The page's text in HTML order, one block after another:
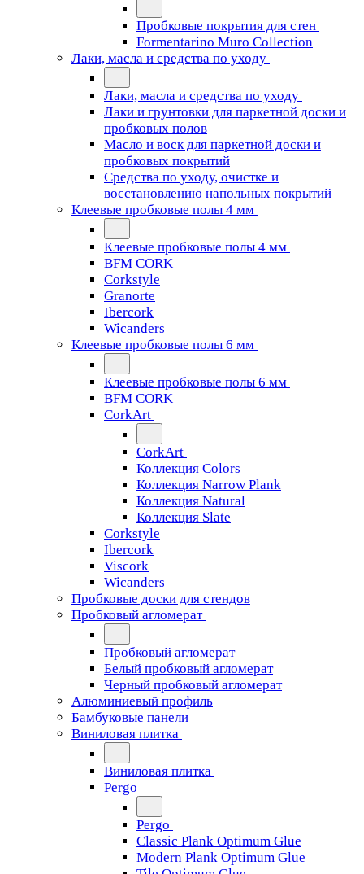
Пробковые покрытия для стен
Formentarino Muro Collection
Лаки, масла и средства по уходу
Лаки, масла и средства по уходу
Лаки и грунтовки для паркетной доски и
пробковых полов
Масло и воск для паркетной доски и
пробковых покрытий
Средства по уходу, очистке и
восстановлению напольных покрытий
Клеевые пробковые полы 4 мм
Клеевые пробковые полы 4 мм
BFM CORK
Corkstyle
Granorte
Ibercork
Wicanders
Клеевые пробковые полы 6 мм
Клеевые пробковые полы 6 мм
BFM CORK
CorkArt
CorkArt
Коллекция Colors
Коллекция Narrow Plank
Коллекция Natural
Коллекция Slate
Corkstyle
Ibercork
Viscork
Wicanders
Пробковые доски для стендов
Пробковый агломерат
Пробковый агломерат
Белый пробковый агломерат
Черный пробковый агломерат
Алюминиевый профиль
Бамбуковые панели
Виниловая плитка
Виниловая плитка
Pergo
Pergo
Classic Plank Optimum Glue
Modern Plank Optimum Glue